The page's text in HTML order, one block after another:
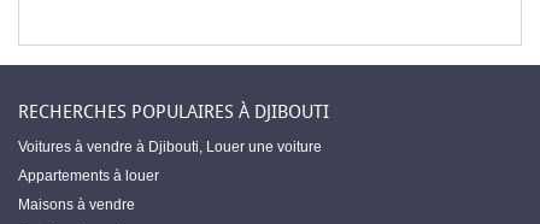
RECHERCHES POPULAIRES À DJIBOUTI
Voitures à vendre à Djibouti, Louer une voiture
Appartements à louer
Maisons à vendre